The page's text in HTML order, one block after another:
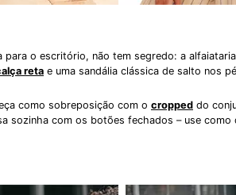
o escritório, não tem segredo: a
reta e uma sandália clássica de salto nos
como sobreposição com o cropped do
sozinha com os botões fechados – use como